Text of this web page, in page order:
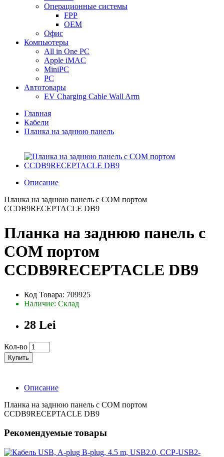
Операционные системы
FPP
OEM
Офис
Компьютеры
All in One PC
Apple iMAC
MiniPC
PC
Автотовары
EV Charging Cable Wall Arm
Главная
Кабели
Планка на заднюю панель
Описание
Планка на заднюю панель с COM портом
CCDB9RECEPTACLE DB9
Планка на заднюю панель с
COM портом
CCDB9RECEPTACLE DB9
Код Товара: 709925
Наличие: Склад
28 Lei
Кол-во
Купить
Описание
Планка на заднюю панель с COM портом
CCDB9RECEPTACLE DB9
Рекомендуемые товары